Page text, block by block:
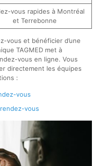
vous rapides à Montréal
et Terrebonne
vous et bénéficier d’une
TAGMED met à
vous en ligne. Vous
directement les équipes
:
vous
vous